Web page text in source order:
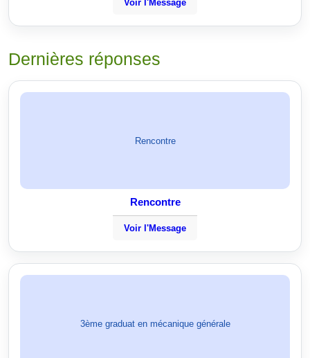
Voir l'Message
Dernières réponses
Rencontre
Rencontre
Voir l'Message
3ème graduat en mécanique générale